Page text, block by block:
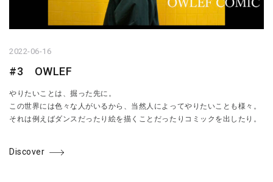
2022-06-16
#3 OWLEF
やりたいことは、掘った先に。
この世界には色々な人がいるから、当然人によってやりたいことも様々。
それは例えばダンスだったり絵を描くことだったりコミックを出したり。
Discover